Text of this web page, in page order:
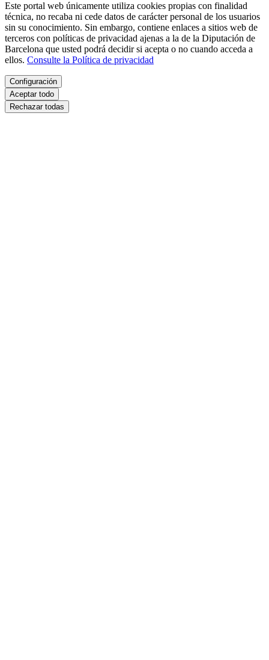
Este portal web únicamente utiliza cookies propias con finalidad
técnica, no recaba ni cede datos de carácter personal de los usuarios
sin su conocimiento. Sin embargo, contiene enlaces a sitios web de
terceros con políticas de privacidad ajenas a la de la Diputación de
Barcelona que usted podrá decidir si acepta o no cuando acceda a
ellos. Consulte la Política de privacidad
Configuración
Aceptar todo
Rechazar todas